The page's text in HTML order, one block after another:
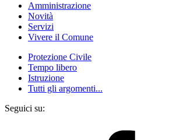
Amministrazione
Novità
Servizi
Vivere il Comune
Protezione Civile
Tempo libero
Istruzione
Tutti gli argomenti...
Seguici su: